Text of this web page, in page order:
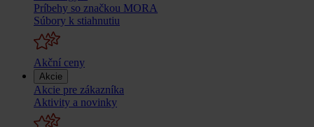
Príbehy so značkou MORA
Súbory k stiahnutiu
Akční ceny
Akcie
Akcie pre zákazníka
Aktivity a novinky